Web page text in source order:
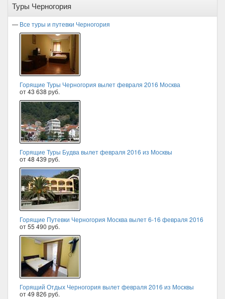
Туры Черногория
— Все туры и путевки Черногория
Горящие Туры Черногория вылет февраля 2016 Москва
от 43 638 руб.
Горящие Туры Будва вылет февраля 2016 из Москвы
от 48 439 руб.
Горящие Путевки Черногория Москва вылет 6-16 февраля 2016
от 55 490 руб.
Горящий Отдых Черногория вылет февраля 2016 из Москвы
от 49 826 руб.